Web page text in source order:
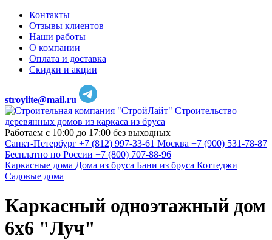
Контакты
Отзывы клиентов
Наши работы
О компании
Оплата и доставка
Скидки и акции
stroylite@mail.ru
Строительство
деревянных домов из каркаса из бруса
Работаем с 10:00 до 17:00 без выходных
Санкт-Петербург +7 (812) 997-33-61 Москва +7 (900) 531-78-87
Бесплатно по России +7 (800) 707-88-96
Каркасные дома Дома из бруса Бани из бруса Коттеджи
Садовые дома
Каркасный одноэтажный дом
6х6 "Луч"